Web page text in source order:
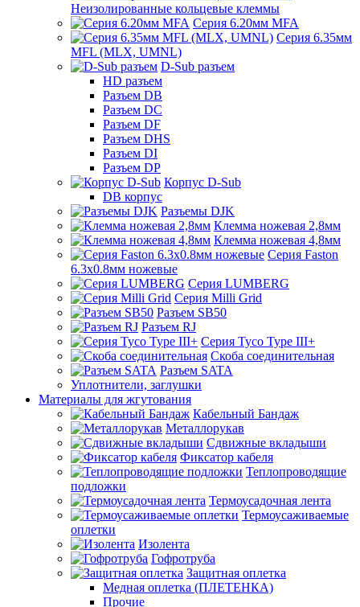
Неизолированные кольцевые клеммы
Серия 6.20мм MFA
Серия 6.35мм
MFL (MLX, UMNL)
D-Sub разъем
HD разъем
Разъем DB
Разъем DC
Разъем DF
Разъем DHS
Разъем DI
Разъем DP
Корпус D-Sub
DB корпус
Разъемы DJK
Клемма ножевая 2,8мм
Клемма ножевая 4,8мм
Серия Faston
6.3х0.8мм ножевые
Серия LUMBERG
Серия Milli Grid
Разъем SB50
Разъем RJ
Серия Tyco Type III+
Скоба соединительная
Разъем SATA
Уплотнители, заглушки
Материалы для жгутования
Кабельный Бандаж
Металлорукав
Сдвижные вкладыши
Фиксатор кабеля
Теплопроводящие
подложки
Термоусадочная лента
Термоусаживаемые
оплетки
Изолента
Гофротруба
Защитная оплетка
Медная оплетка (ПЛЕТЕНКА)
Прочие